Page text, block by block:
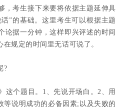
，考生接下来要将依据主题延伸具
”的基础。这里考生可以根据主题
论据一分钟，这样即兴评述的时间
规定的时间里无话可说了。
?
这个题目。1、先说开场白。2、用
等说明成功的必备因素;以及失败的